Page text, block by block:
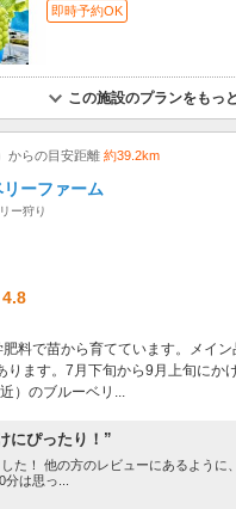
即時予約OK
この施設のプランをもっ
からの目安距離 約39.2km
ーファーム
ー狩り
4.8
料で苗から育てています。メイ
ります。7月下旬から9月上旬にか
）のブルーベリ...
にぴったり！”
た！ 他の方のレビューにあるように
は思っ...